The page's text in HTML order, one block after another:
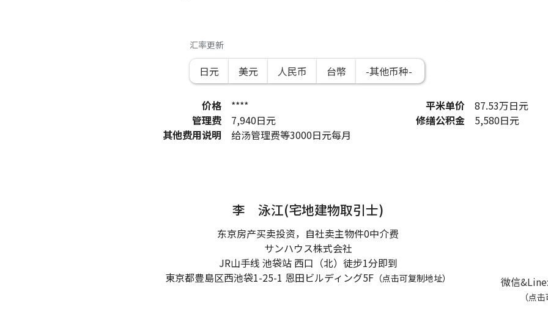
汇率更新
日元 美元 人民币 台幣
价格 **** 平米单价 87.53万日元
管理费
7,940日元 修缮公积金 5,580日元
其他费用说明
给汤管理费等3000日元每月
李 泳江(宅地建物取引士)
东京房产买卖投资，自社卖主物件0中介费
サンハウス株式会社
JR山手线 池袋站 西口（北）徒步1分即到
東京都豊島区西池袋1-25-1 恩田ビルディング5F （点击可复制地址） 微信
（点